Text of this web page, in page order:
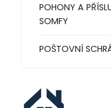
POHONY A
SOMFY
POŠTOVNÍ